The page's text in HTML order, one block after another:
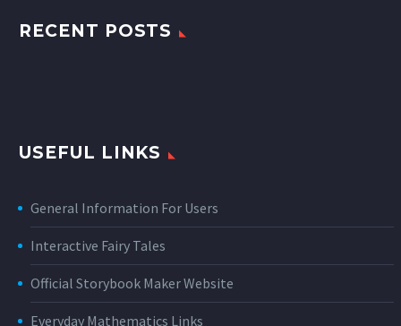
RECENT POSTS
USEFUL LINKS
General Information For Users
Interactive Fairy Tales
Official Storybook Maker Website
Everyday Mathematics Links